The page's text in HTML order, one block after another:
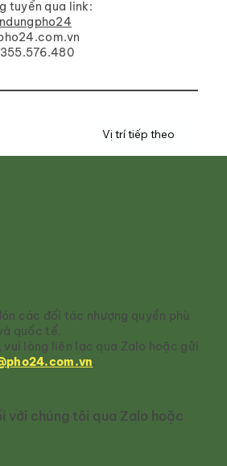
tuyển qua link:
Vị trí tiếp theo
các đối tác nhượng quyền phù
quốc tế.
vui lòng liên lạc qua Zalo hoặc gửi
.
với chúng tôi qua Zalo hoặc